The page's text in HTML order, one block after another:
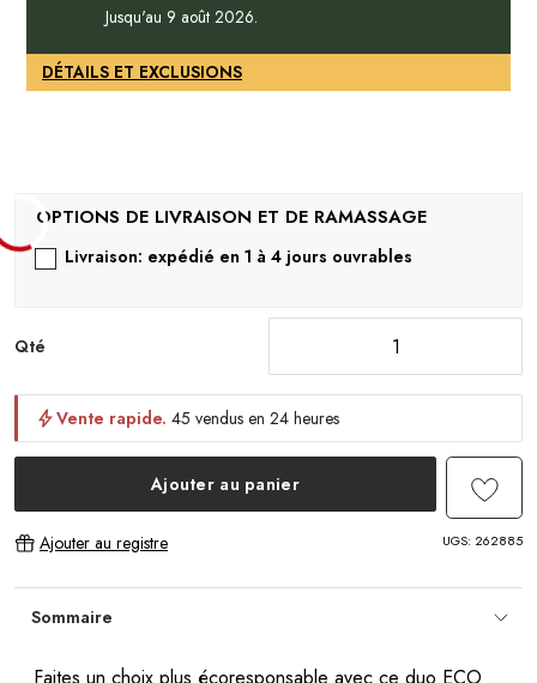
Jusqu'au 9 août 2026.
DÉTAILS ET EXCLUSIONS
Livraison: expédié en 1 à 4 jours ouvrables
Qté
Vente rapide. 45 vendus en 24 heures
Ajouter au panier
Ajouter au registre UGS: 262885
Sommaire
Faites un choix plus écoresponsable avec ce duo ECO